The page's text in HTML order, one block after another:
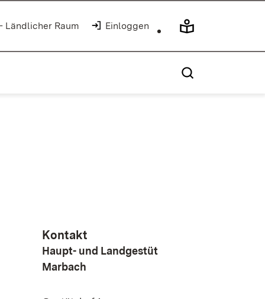
Ländlicher Raum Einloggen
Kontakt
Haupt- und Landgestüt
Marbach